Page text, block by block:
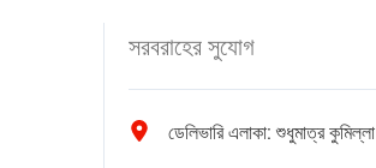
সরবরাহের সুযোগ
ডেলিভারি এলাকা: শুধুমাত্র